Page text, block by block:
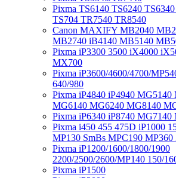
Pixma TS6140 TS6240
TS704 TR7540 TR8540
Canon MAXIFY MB2040
MB2740 iB4140 MB5140
Pixma iP3300 3500 iX4000
MX700
Pixma iP3600/4600/4700/
640/980
Pixma iP4840 iP4940
MG6140 MG6240 MG8140
Pixma iP6340 iP8740 MG7140
Pixma i450 455 475D iP1000
MP130 SmBs MPC190 MP360
Pixma iP1200/1600/1800/1900
2200/2500/2600/MP140 150/
Pixma iP1500